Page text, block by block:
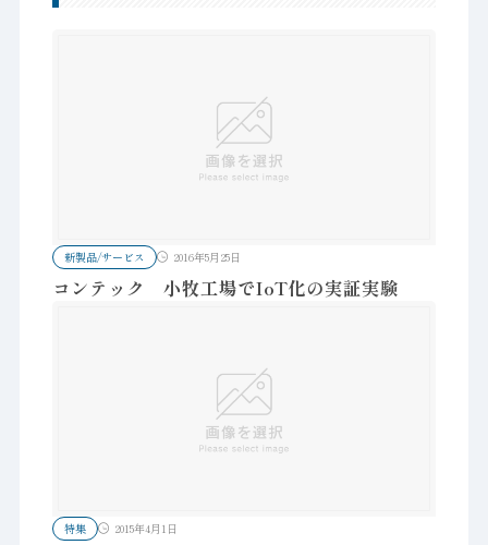
新製品/サービス 2016年5月25日
コンテック 小牧工場でIoT化の実証実験
特集 2015年4月1日